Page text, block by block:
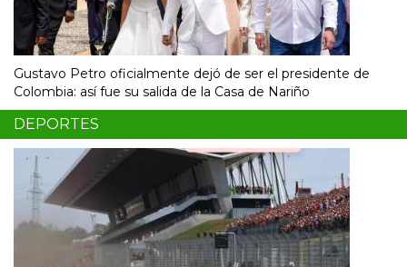
Gustavo Petro oficialmente dejó de ser el presidente de
Colombia: así fue su salida de la Casa de Nariño
DEPORTES